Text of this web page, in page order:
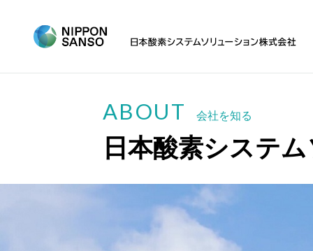
ABOUT 会社を知る
日本酸素システ